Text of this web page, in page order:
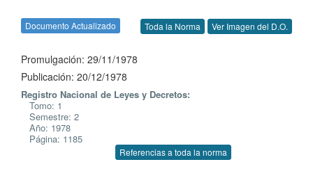
Documento Actualizado Toda la Norma Ver Imagen del D.O.
Promulgación: 29/11/1978
Publicación: 20/12/1978
Registro Nacional de Leyes y Decretos:
Tomo: 1
Semestre: 2
Año: 1978
Página: 1185
Referencias a toda la norma